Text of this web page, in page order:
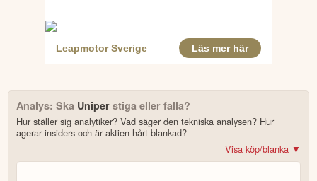
Analys: Ska Uniperstiga eller falla?
Hur ställer sig analytiker? Vad säger den tekniska analysen? Hur
agerar insiders och är aktien hårt blankad?
Bonus: Få upp till 500 USD i tillgångar när du öppnar konto –se
Visa köp/blanka ▼